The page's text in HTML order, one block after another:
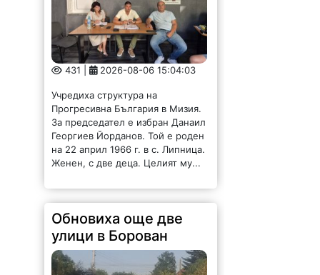
431 | 2026-08-06 15:04:03
Учредиха структура на
Прогресивна България в Мизия.
За председател е избран Данаил
Георгиев Йорданов. Той е роден
на 22 април 1966 г. в с. Липница.
Женен, с две деца. Целият му...
Обновиха още две
улици в Борован